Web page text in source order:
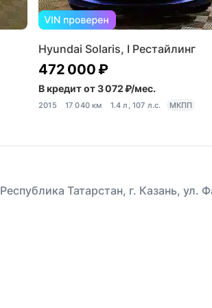
Hyundai Solaris, I Рестайлинг
472 000 ₽
В кредит от 3 072 ₽/мес.
2015 17 040 км 1.4 л, 107 л.с. МКПП
Республика Татарстан, г. Казань, ул.